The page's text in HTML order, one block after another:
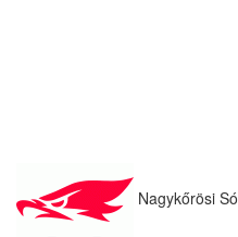
Nagykőrösi